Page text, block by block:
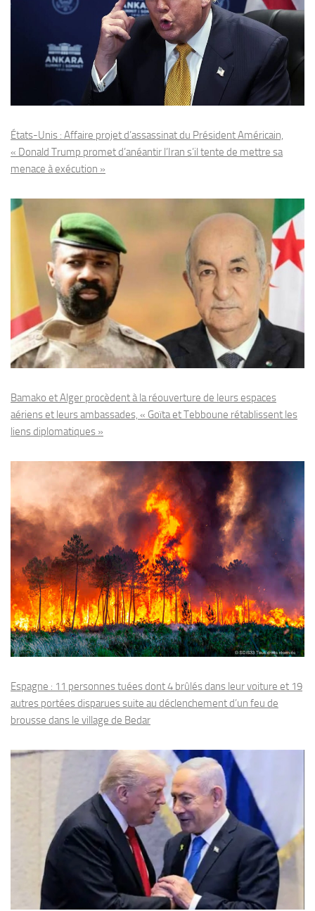
États-Unis : Affaire projet d’assassinat du Président Américain,
« Donald Trump promet d’anéantir l’Iran s’il tente de mettre sa
menace à exécution »
Bamako et Alger procèdent à la réouverture de leurs espaces
aériens et leurs ambassades, « Goïta et Tebboune rétablissent les
liens diplomatiques »
Espagne : 11 personnes tuées dont 4 brûlés dans leur voiture et 19
autres portées disparues suite au déclenchement d’un feu de
brousse dans le village de Bedar